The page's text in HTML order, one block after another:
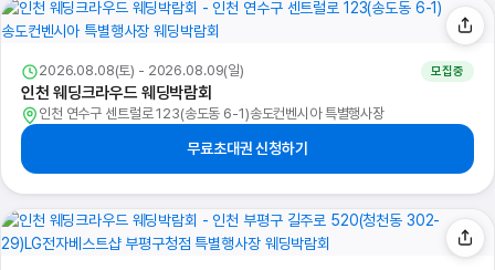
2026.08.08(토) - 2026.08.09(일) 모집중
인천 웨딩크라우드 웨딩박람회
인천 연수구 센트럴로 123(송도동 6-1)송도컨벤시아 특별행사장
무료초대권 신청하기